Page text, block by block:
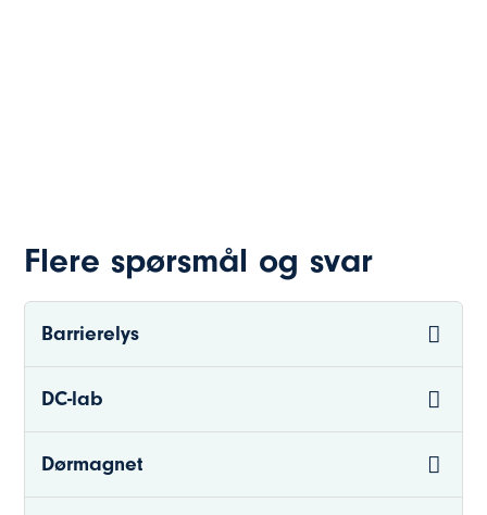
Flere spørsmål og svar
Barrierelys
DC-lab
Dørmagnet